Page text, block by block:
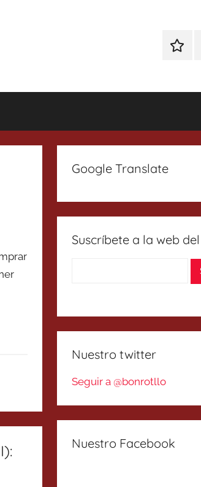
Google Translate
Suscríbete a la web
Nuestro twitter
Seguir a @bonrotllo
Nuestro Facebook